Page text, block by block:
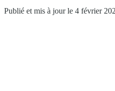
Publié et mis à jour le 4 février